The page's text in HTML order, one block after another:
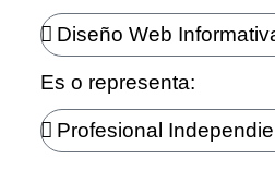
Es o representa: